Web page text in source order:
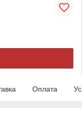
Оплата